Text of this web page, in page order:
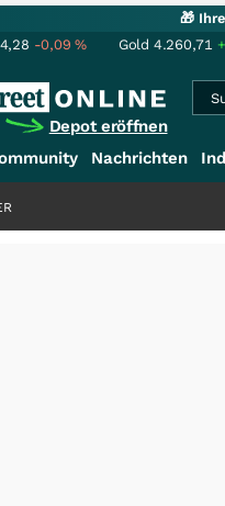
🎁
-0,09% Gold 4.260,71
Depot eröffnen
Nachrichten